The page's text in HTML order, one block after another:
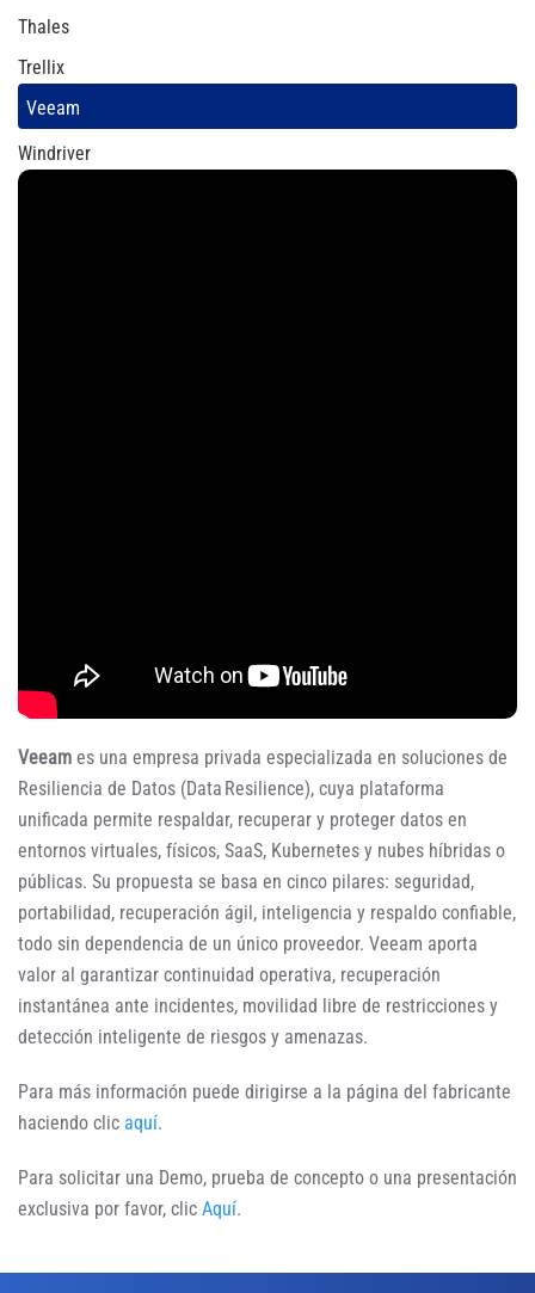
Thales
Trellix
Veeam
Windriver
Veeam es una empresa privada especializada en soluciones de
Resiliencia de Datos (Data Resilience), cuya plataforma
unificada permite respaldar, recuperar y proteger datos en
entornos virtuales, físicos, SaaS, Kubernetes y nubes híbridas o
públicas. Su propuesta se basa en cinco pilares: seguridad,
portabilidad, recuperación ágil, inteligencia y respaldo confiable,
todo sin dependencia de un único proveedor. Veeam aporta
valor al garantizar continuidad operativa, recuperación
instantánea ante incidentes, movilidad libre de restricciones y
detección inteligente de riesgos y amenazas.
Para más información puede dirigirse a la página del fabricante
haciendo clic aquí.
Para solicitar una Demo, prueba de concepto o una presentación
exclusiva por favor, clic Aquí.